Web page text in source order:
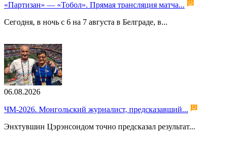
«Партизан» — «Тобол». Прямая трансляция матча...
Сегодня, в ночь с 6 на 7 августа в Белграде, в...
06.08.2026
ЧМ-2026. Монгольский журналист, предсказавший...
Энхтувшин Цэрэнсондом точно предсказал результат...